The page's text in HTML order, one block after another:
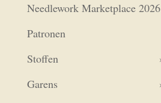
Needlework Marketplace 2026
Patronen
Stoffen
Garens